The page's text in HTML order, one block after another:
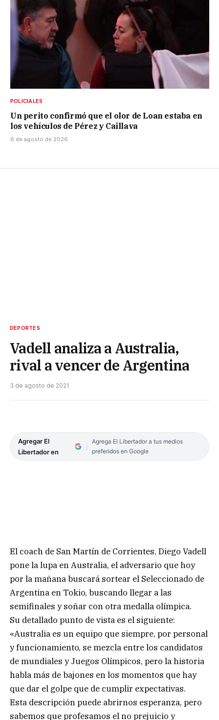
POLICIALES
Un perito confirmó que el olor de Loan estaba en
los vehículos de Pérez y Caillava
6 de agosto de 2026
DEPORTES
Vadell analiza a Australia,
rival a vencer de Argentina
3 de agosto de 2021
Agregar El
Libertador en
Agrega El Libertador a tus medios
preferidos en Google
El coach de San Martín de Corrientes, Diego Vadell
pone la lupa en Australia, el adversario que hoy
por la mañana buscará sortear el Seleccionado de
Argentina en Tokio, buscando llegar a las
semifinales y soñar con otra medalla olímpica.
Su detallado punto de vista es el siguiente:
«Australia es un equipo que siempre, por personal
y funcionamiento, se mezcla entre los candidatos
de mundiales y Juegos Olímpicos, pero la historia
habla más de bajones en los momentos que hay
que dar el golpe que de cumplir expectativas.
Esta descripción puede abrirnos esperanza, pero
sabemos que profesamos el no prejuicio y